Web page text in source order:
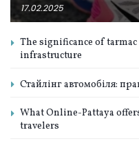
17.02.2025
The significance of
infrastructure
Стайлінг автомобіля:
What Online-Pattaya
travelers